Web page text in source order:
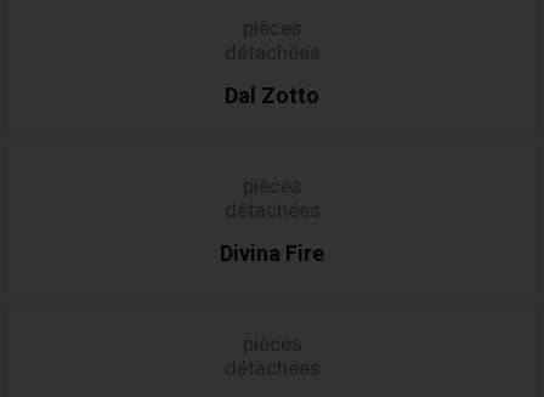
pièces
détachées
Dal Zotto
pièces
détachées
Divina Fire
pièces
détachées